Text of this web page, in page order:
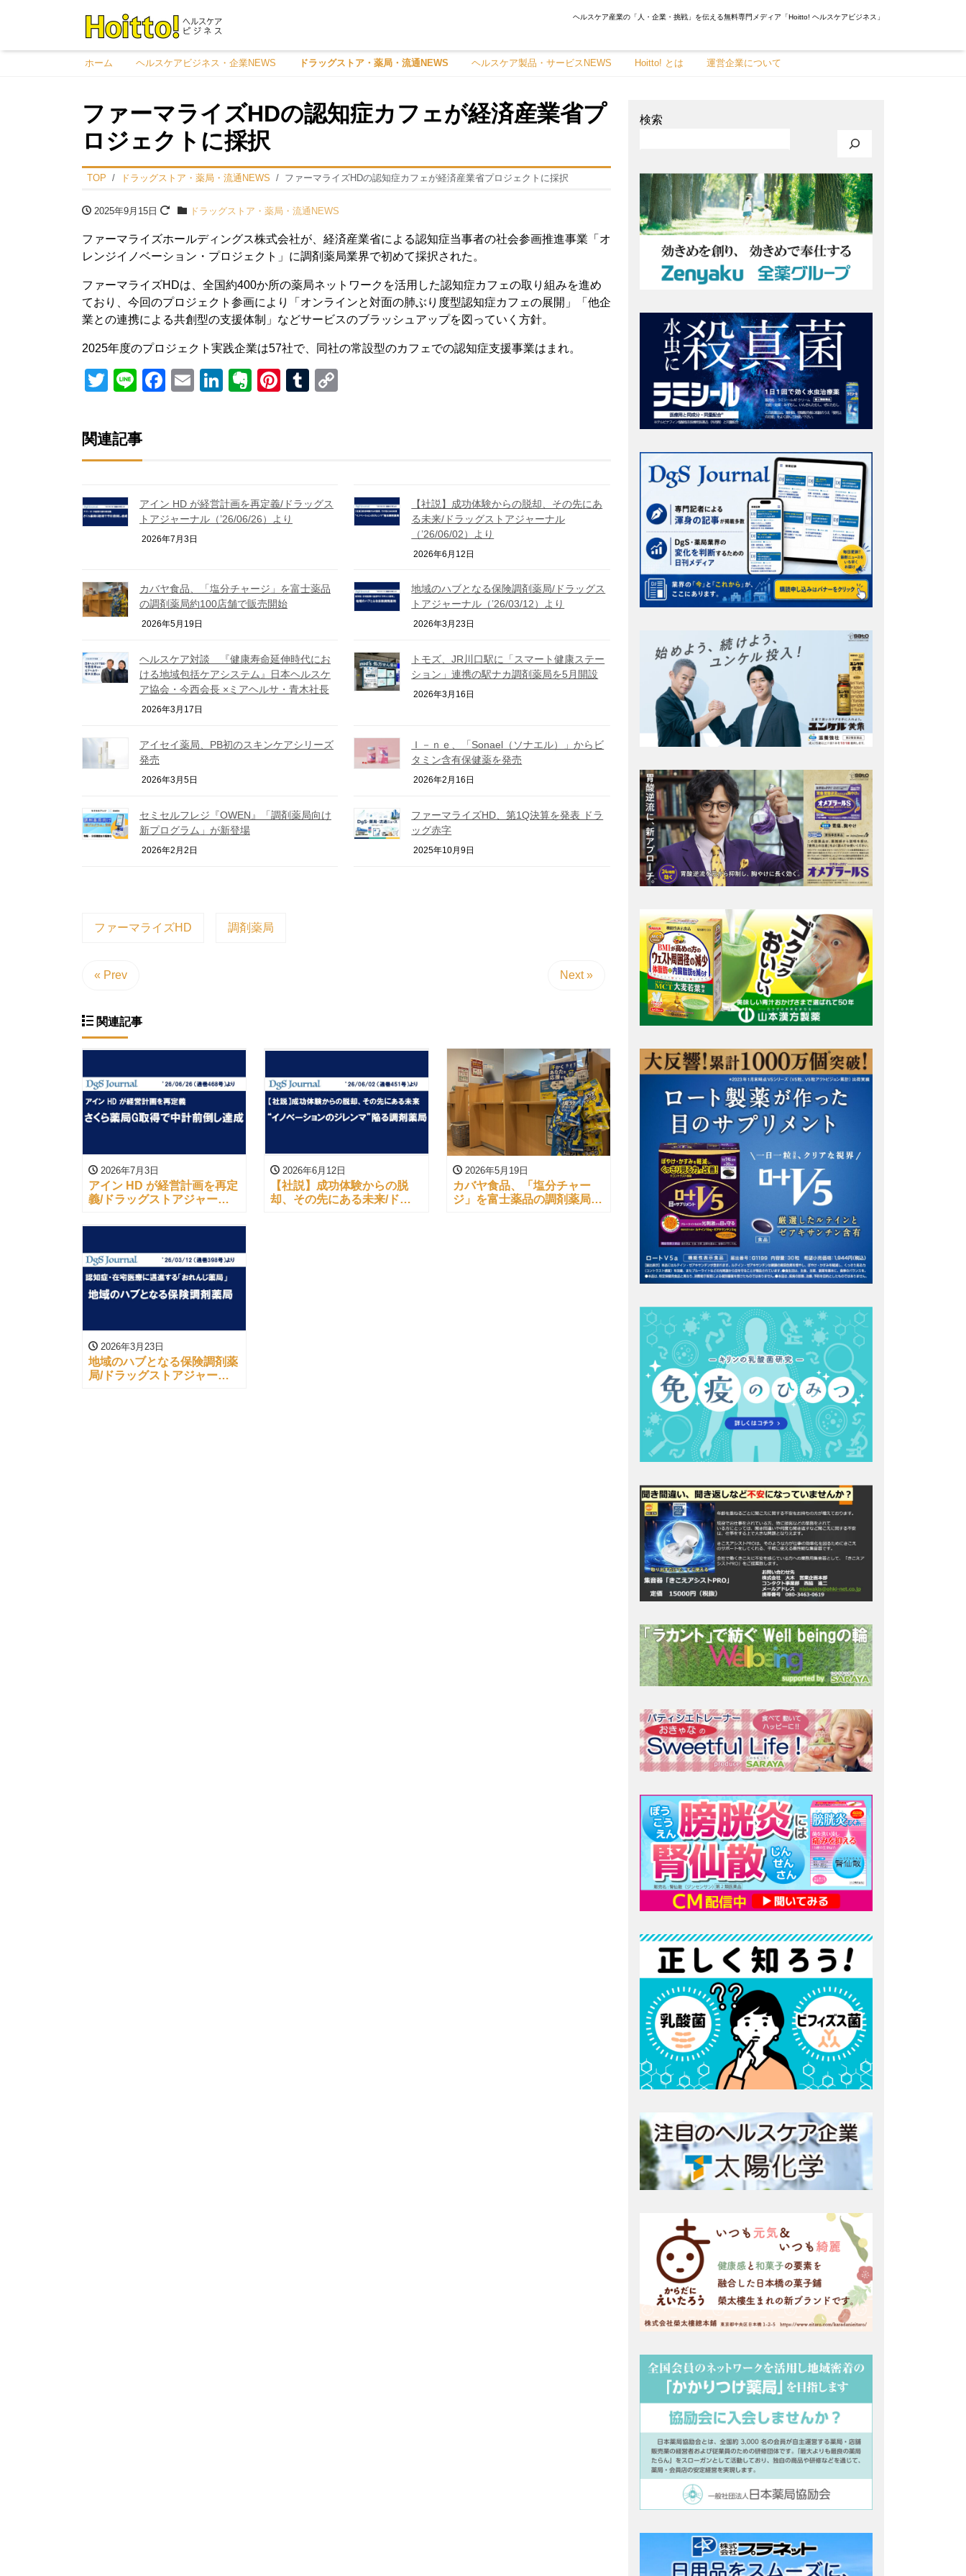
ヘルスケア産業の「人・企業・挑戦」を伝える無料専門メディア「Hoitto! ヘルスケアビジネス」
ホーム ヘルスケアビジネス・企業NEWS ドラッグストア・薬局・流通NEWS ヘルスケア製品・サービスNEWS Hoitto! とは 運営企業について
ファーマライズHDの認知症カフェが経済産業省プ
ロジェクトに採択
TOP ドラッグストア・薬局・流通NEWS ファーマライズHDの認知症カフェが経済産業省プロジェクトに採択
2025年9月15日 ドラッグストア・薬局・流通NEWS
ファーマライズホールディングス株式会社が、経済産業省による認知症当事者の社会参画推進事業「オ
レンジイノベーション・プロジェクト」に調剤薬局業界で初めて採択された。
ファーマライズHDは、全国約400か所の薬局ネットワークを活用した認知症カフェの取り組みを進め
ており、今回のプロジェクト参画により「オンラインと対面の肺ぶり度型認知症カフェの展開」「他企
業との連携による共創型の支援体制」などサービスのブラッシュアップを図っていく方針。
2025年度のプロジェクト実践企業は57社で、同社の常設型のカフェでの認知症支援事業はまれ。
Twitter
LineFacebook
EmailLinkedIn
Evernote
Pinterest
Tumblr
関連記事
アイン HD が経営計画を再定義/ドラッグス
トアジャーナル（’26/06/26）より
2026年7月3日
【社説】成功体験からの脱却、その先にあ
る未来/ドラッグストアジャーナル
（’26/06/02）より
2026年6月12日
カバヤ食品、「塩分チャージ」を富士薬品
の調剤薬局約100店舗で販売開始
2026年5月19日
地域のハブとなる保険調剤薬局/ドラッグス
トアジャーナル（’26/03/12）より
2026年3月23日
ヘルスケア対談 『健康寿命延伸時代にお
ける地域包括ケアシステム』日本ヘルスケ
ア協会・今西会長 ×ミアヘルサ・青木社長
2026年3月17日
トモズ、JR川口駅に「スマート健康ステー
ション」連携の駅ナカ調剤薬局を5月開設
2026年3月16日
アイセイ薬局、PB初のスキンケアシリーズ
発売
2026年3月5日
Ｉ－ｎｅ、「Sonael（ソナエル）」からビ
タミン含有保健薬を発売
2026年2月16日
セミセルフレジ『OWEN』「調剤薬局向け
新プログラム」が新登場
2026年2月2日
ファーマライズHD、第1Q決算を発表 ドラ
ッグ赤字
2025年10月9日
ファーマライズHD 調剤薬局
« Prev Next »
関連記事
2026年7月3日
アイン HD が経営計画を再定
義/ドラッグストアジャーナ
2026年6月12日
【社説】成功体験からの脱
却、その先にある未来/ドラ
2026年5月19日
カバヤ食品、「塩分チャー
ジ」を富士薬品の調剤薬局約
2026年3月23日
地域のハブとなる保険調剤薬
局/ドラッグストアジャーナ
検索